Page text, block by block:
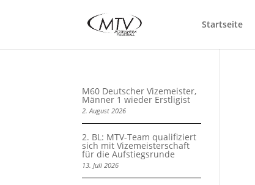
Startseite
M60 Deutscher Vizemeister,
Männer 1 wieder Erstligist
2. August 2026
2. BL: MTV-Team qualifiziert
sich mit Vizemeisterschaft
für die Aufstiegsrunde
13. Juli 2026